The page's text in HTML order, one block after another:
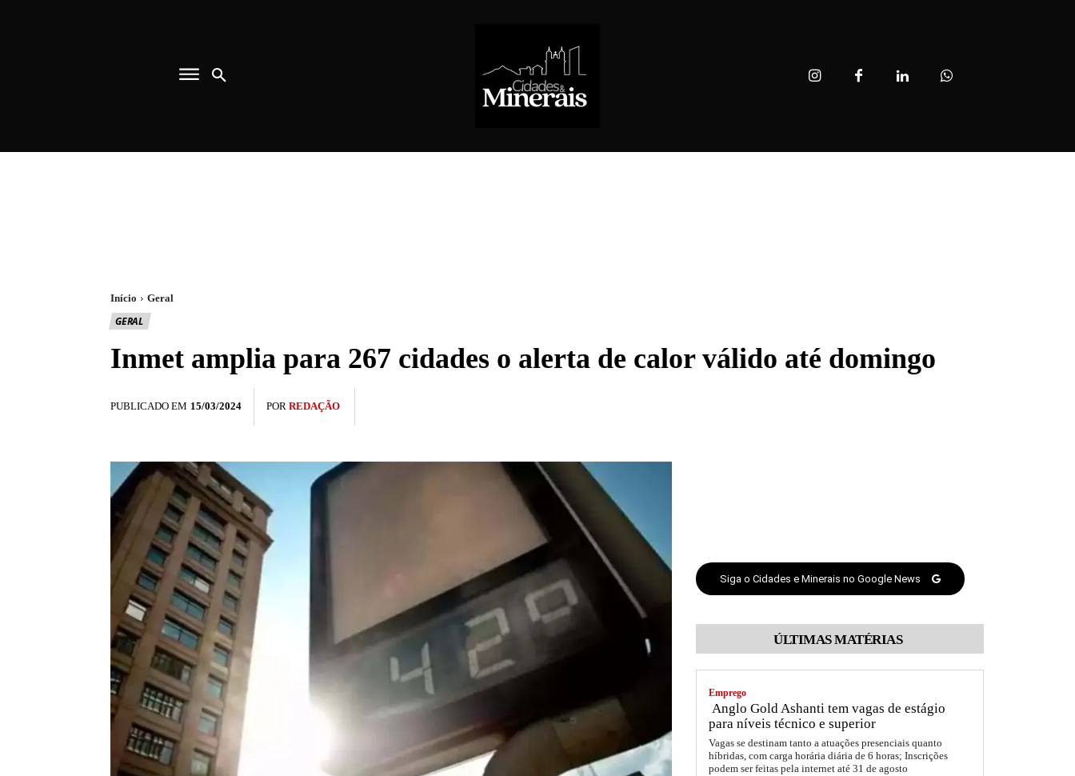
Início Geral
GERAL
Inmet amplia para 267 cidades o alerta de calor válido até domingo
PUBLICADO EM 15/03/2024 POR REDAÇÃO
Siga o Cidades e Minerais no Google News
ÚLTIMAS MATÉRIAS
Emprego
Anglo Gold Ashanti tem vagas de estágio
para níveis técnico e superior
Vagas se destinam tanto a atuações presenciais quanto
híbridas, com carga horária diária de 6 horas; Inscrições
podem ser feitas pela internet até 31 de agosto